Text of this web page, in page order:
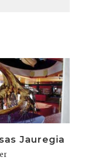
Jauregia